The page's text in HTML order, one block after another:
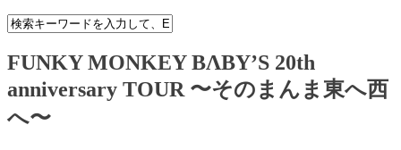
FUNKY MONKEY BΛBY’S 20th
anniversary TOUR 〜そのまんま東へ西
へ〜